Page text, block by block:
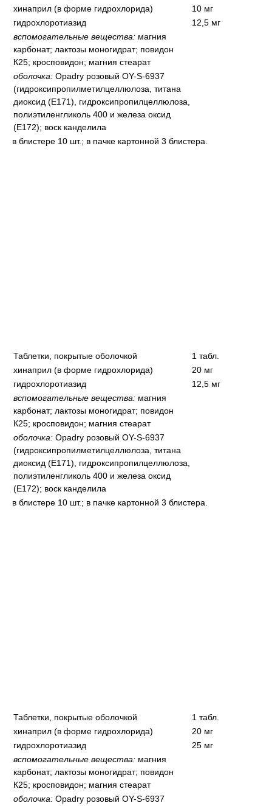
хинаприл (в форме гидрохлорида)
10 мг
гидрохлоротиазид
12,5 мг
вспомогательные вещества: магния
карбонат; лактозы моногидрат; повидон
К25; кросповидон; магния стеарат
оболочка: Opadry розовый OY-S-6937
(гидроксипропилметилцеллюлоза, титана
диоксид (Е171), гидроксипропилцеллюлоза,
полиэтиленгликоль 400 и железа оксид
(Е172); воск канделила
в блистере 10 шт.; в пачке картонной 3 блистера.
Таблетки, покрытые оболочкой
1 табл.
хинаприл (в форме гидрохлорида)
20 мг
гидрохлоротиазид
12,5 мг
вспомогательные вещества: магния
карбонат; лактозы моногидрат; повидон
К25; кросповидон; магния стеарат
оболочка: Opadry розовый OY-S-6937
(гидроксипропилметилцеллюлоза, титана
диоксид (Е171), гидроксипропилцеллюлоза,
полиэтиленгликоль 400 и железа оксид
(Е172); воск канделила
в блистере 10 шт.; в пачке картонной 3 блистера.
Таблетки, покрытые оболочкой
1 табл.
хинаприл (в форме гидрохлорида)
20 мг
гидрохлоротиазид
25 мг
вспомогательные вещества: магния
карбонат; лактозы моногидрат; повидон
К25; кросповидон; магния стеарат
оболочка: Opadry розовый OY-S-6937